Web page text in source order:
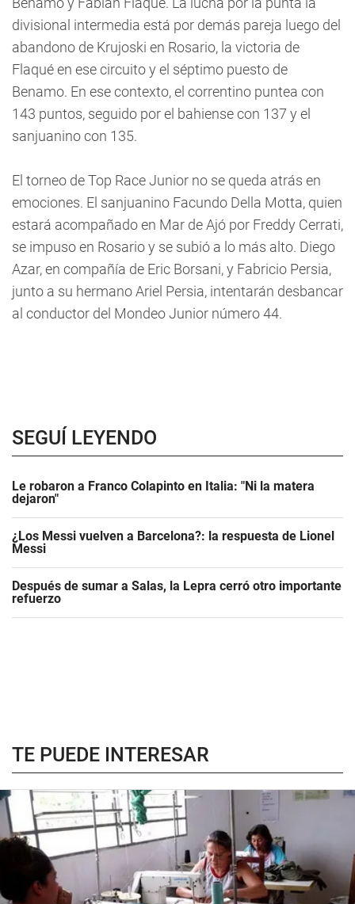
divisional intermedia está por demás pareja luego del
abandono de Krujoski en Rosario, la victoria de
Flaqué en ese circuito y el séptimo puesto de
Benamo. En ese contexto, el correntino puntea con
143 puntos, seguido por el bahiense con 137 y el
sanjuanino con 135.
El torneo de Top Race Junior no se queda atrás en
emociones. El sanjuanino Facundo Della Motta, quien
estará acompañado en Mar de Ajó por Freddy Cerrati,
se impuso en Rosario y se subió a lo más alto. Diego
Azar, en compañía de Eric Borsani, y Fabricio Persia,
junto a su hermano Ariel Persia, intentarán desbancar
al conductor del Mondeo Junior número 44.
SEGUÍ LEYENDO
Le robaron a Franco Colapinto en Italia: "Ni la matera
dejaron"
¿Los Messi vuelven a Barcelona?: la respuesta de Lionel
Messi
Después de sumar a Salas, la Lepra cerró otro importante
refuerzo
TE PUEDE INTERESAR